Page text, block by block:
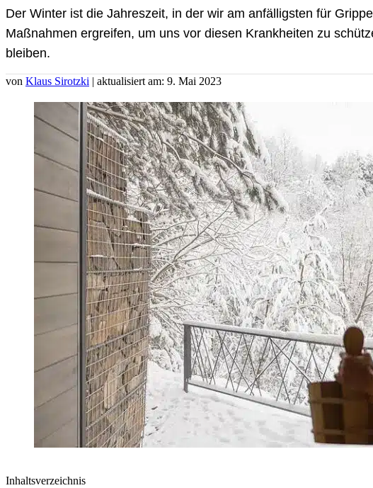
Der Winter ist die Jahreszeit, in der wir am anfälligsten für
Maßnahmen ergreifen, um uns vor diesen Krankheiten zu
bleiben.
von Klaus Sirotzki | aktualisiert am: 9. Mai 2023
Inhaltsverzeichnis